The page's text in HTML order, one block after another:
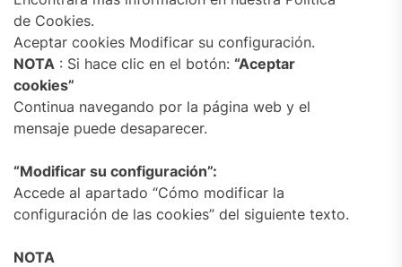
de Cookies.
Aceptar cookies Modificar su configuración.
NOTA : Si hace clic en el botón: “Aceptar
cookies”
Continua navegando por la página web y el
mensaje puede desaparecer.
“Modificar su configuración”:
Accede al apartado “Cómo modificar la
configuración de las cookies” del siguiente texto.
NOTA